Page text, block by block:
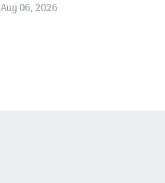
Aug 06, 2026